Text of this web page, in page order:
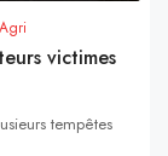
victimes
tempêtes